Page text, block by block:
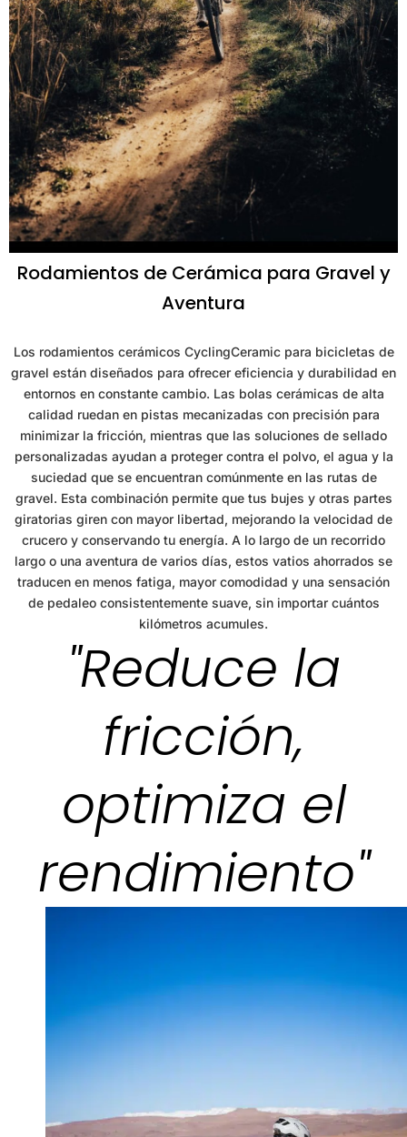
Rodamientos de Cerámica para Gravel y
Aventura
Los rodamientos cerámicos CyclingCeramic para bicicletas de
gravel están diseñados para ofrecer eficiencia y durabilidad en
entornos en constante cambio. Las bolas cerámicas de alta
calidad ruedan en pistas mecanizadas con precisión para
minimizar la fricción, mientras que las soluciones de sellado
personalizadas ayudan a proteger contra el polvo, el agua y la
suciedad que se encuentran comúnmente en las rutas de
gravel. Esta combinación permite que tus bujes y otras partes
giratorias giren con mayor libertad, mejorando la velocidad de
crucero y conservando tu energía. A lo largo de un recorrido
largo o una aventura de varios días, estos vatios ahorrados se
traducen en menos fatiga, mayor comodidad y una sensación
de pedaleo consistentemente suave, sin importar cuántos
kilómetros acumules.
"Reduce la
fricción,
optimiza el
rendimiento"